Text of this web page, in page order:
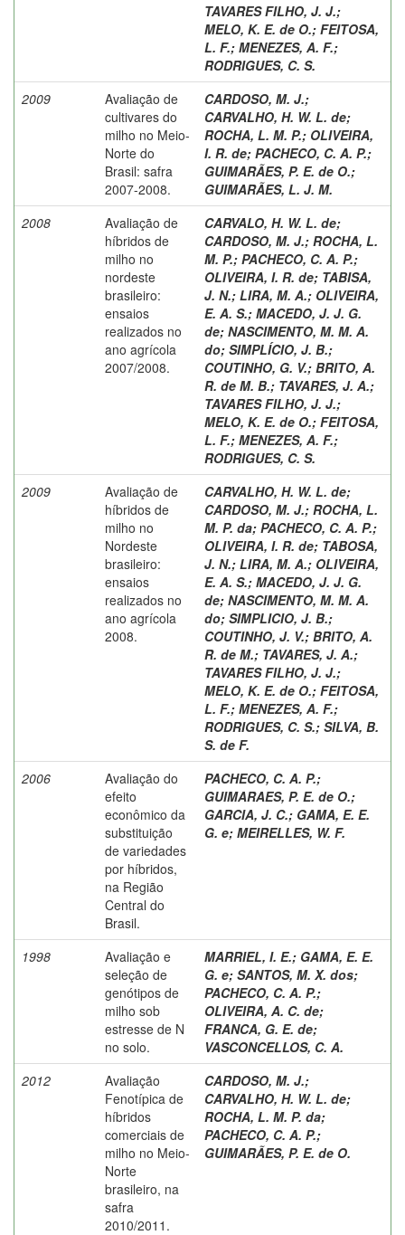
TAVARES FILHO, J. J.;
MELO, K. E. de O.; FEITOSA,
L. F.; MENEZES, A. F.;
RODRIGUES, C. S.
2009
Avaliação de
cultivares do
milho no Meio-
Norte do
Brasil: safra
2007-2008.
CARDOSO, M. J.;
CARVALHO, H. W. L. de;
ROCHA, L. M. P.; OLIVEIRA,
I. R. de; PACHECO, C. A. P.;
GUIMARÃES, P. E. de O.;
GUIMARÃES, L. J. M.
2008
Avaliação de
híbridos de
milho no
nordeste
brasileiro:
ensaios
realizados no
ano agrícola
2007/2008.
CARVALO, H. W. L. de;
CARDOSO, M. J.; ROCHA, L.
M. P.; PACHECO, C. A. P.;
OLIVEIRA, I. R. de; TABISA,
J. N.; LIRA, M. A.; OLIVEIRA,
E. A. S.; MACEDO, J. J. G.
de; NASCIMENTO, M. M. A.
do; SIMPLÍCIO, J. B.;
COUTINHO, G. V.; BRITO, A.
R. de M. B.; TAVARES, J. A.;
TAVARES FILHO, J. J.;
MELO, K. E. de O.; FEITOSA,
L. F.; MENEZES, A. F.;
RODRIGUES, C. S.
2009
Avaliação de
híbridos de
milho no
Nordeste
brasileiro:
ensaios
realizados no
ano agrícola
2008.
CARVALHO, H. W. L. de;
CARDOSO, M. J.; ROCHA, L.
M. P. da; PACHECO, C. A. P.;
OLIVEIRA, I. R. de; TABOSA,
J. N.; LIRA, M. A.; OLIVEIRA,
E. A. S.; MACEDO, J. J. G.
de; NASCIMENTO, M. M. A.
do; SIMPLICIO, J. B.;
COUTINHO, J. V.; BRITO, A.
R. de M.; TAVARES, J. A.;
TAVARES FILHO, J. J.;
MELO, K. E. de O.; FEITOSA,
L. F.; MENEZES, A. F.;
RODRIGUES, C. S.; SILVA, B.
S. de F.
2006
Avaliação do
efeito
econômico da
substituição
de variedades
por híbridos,
na Região
Central do
Brasil.
PACHECO, C. A. P.;
GUIMARAES, P. E. de O.;
GARCIA, J. C.; GAMA, E. E.
G. e; MEIRELLES, W. F.
1998
Avaliação e
seleção de
genótipos de
milho sob
estresse de N
no solo.
MARRIEL, I. E.; GAMA, E. E.
G. e; SANTOS, M. X. dos;
PACHECO, C. A. P.;
OLIVEIRA, A. C. de;
FRANCA, G. E. de;
VASCONCELLOS, C. A.
2012
Avaliação
Fenotípica de
híbridos
comerciais de
milho no Meio-
Norte
brasileiro, na
safra
2010/2011.
CARDOSO, M. J.;
CARVALHO, H. W. L. de;
ROCHA, L. M. P. da;
PACHECO, C. A. P.;
GUIMARÃES, P. E. de O.